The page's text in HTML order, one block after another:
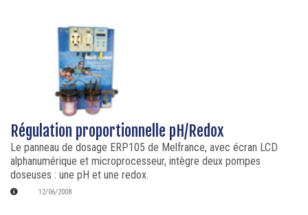
Régulation proportionnelle pH/Redox
Le panneau de dosage ERP105 de Melfrance, avec écran LCD
alphanumérique et microprocesseur, intègre deux pompes
doseuses : une pH et une redox.
12/06/2008